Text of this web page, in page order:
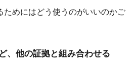
ためにはどう使うのがいいのかご
、他の証拠と組み合わせる